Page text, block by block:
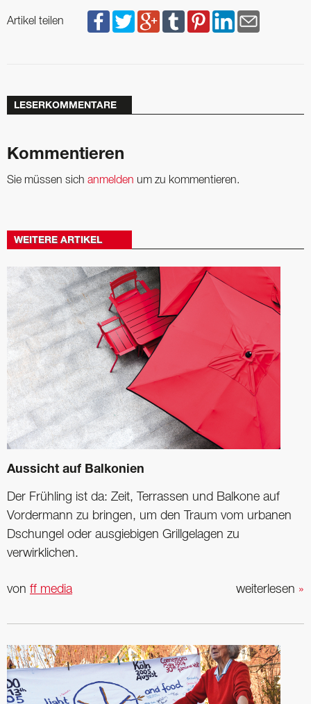
Artikel teilen
LESERKOMMENTARE
Kommentieren
Sie müssen sich anmelden um zu kommentieren.
WEITERE ARTIKEL
Aussicht auf Balkonien
Der Frühling ist da: Zeit, Terrassen und Balkone ­auf
Vordermann zu bringen, um den Traum vom ­urbanen
Dschungel oder ­ausgiebigen Grillgelagen zu
verwirklichen.
weiterlesen »
von ff media